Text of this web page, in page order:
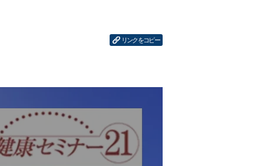
リンクをコピー